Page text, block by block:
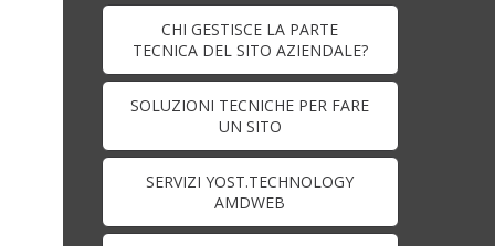
CHI GESTISCE LA PARTE
TECNICA DEL SITO AZIENDALE?
SOLUZIONI TECNICHE PER FARE
UN SITO
SERVIZI YOST.TECHNOLOGY
AMDWEB